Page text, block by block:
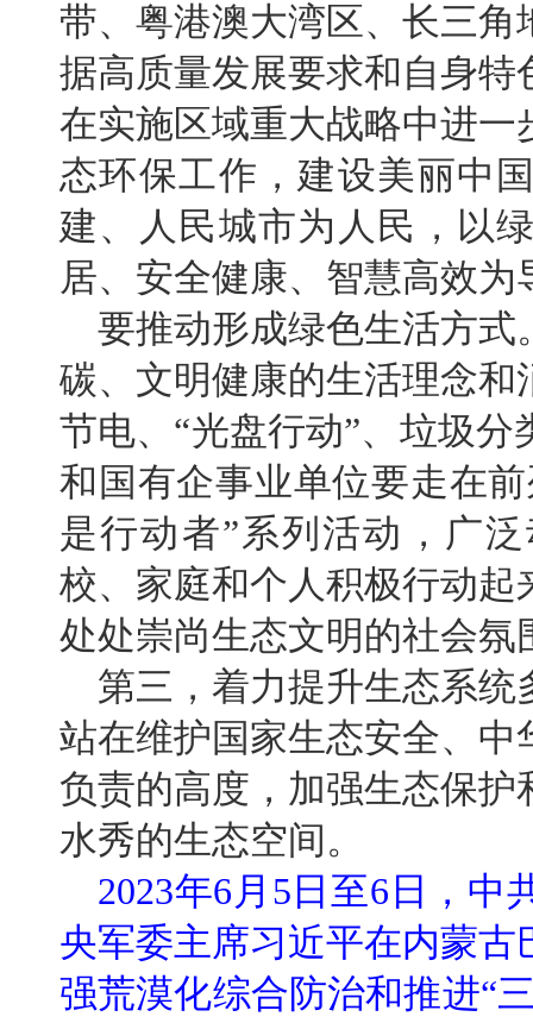
带、粤港澳大湾区、长三
据高质量发展要求和自身
在实施区域重大战略中进
态环保工作，建设美丽中
建、人民城市为人民，以
居、安全健康、智慧高效
要推动形成绿色生活方
碳、文明健康的生活理念
节电、“光盘行动”、垃圾
和国有企事业单位要走在
是行动者”系列活动，广
校、家庭和个人积极行动
处处崇尚生态文明的社会氛
第三，着力提升生态系
站在维护国家生态安全、
负责的高度，加强生态保
水秀的生态空间。
2023年6月5日至6日，中
央军委主席习近平在内蒙
强荒漠化综合防治和推进“